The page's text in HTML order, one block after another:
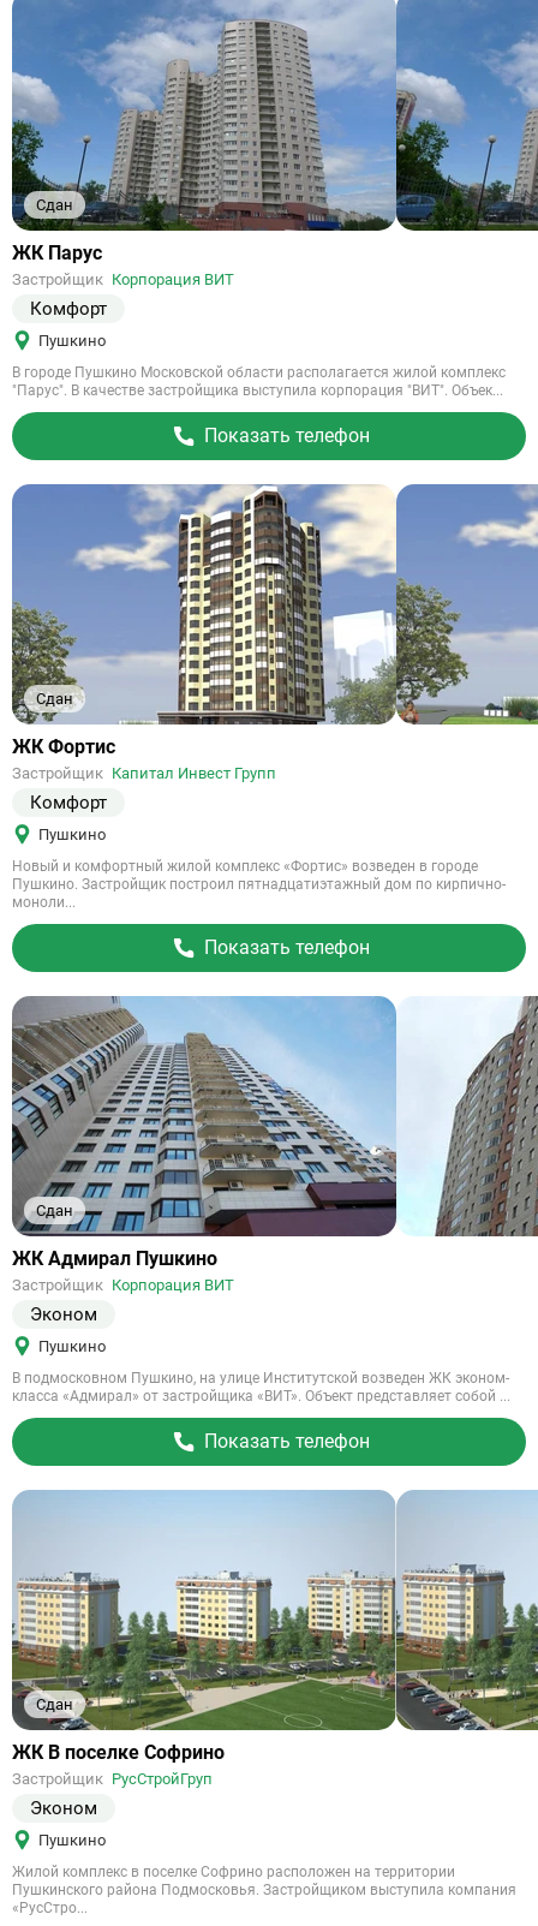
Сдан
Ссылка
объект
ЖК Парус
Застройщик Корпорация ВИТ
Комфорт
Пушкино
В городе Пушкино Московской области располагается жилой комплекс
"Парус". В качестве застройщика выступила корпорация "ВИТ". Объек...
Показать телефон
Сдан
Ссылка
объект
ЖК Фортис
Застройщик Капитал Инвест Групп
Комфорт
Пушкино
Новый и комфортный жилой комплекс «Фортис» возведен в городе
Пушкино. Застройщик построил пятнадцатиэтажный дом по кирпично-
моноли...
Показать телефон
Сдан
Ссылка
объект
ЖК Адмирал Пушкино
Застройщик Корпорация ВИТ
Эконом
Пушкино
В подмосковном Пушкино, на улице Институтской возведен ЖК эконом-
класса «Адмирал» от застройщика «ВИТ». Объект представляет собой ...
Показать телефон
Сдан
Ссылка
объект
ЖК В поселке Софрино
Застройщик РусСтройГруп
Эконом
Пушкино
Жилой комплекс в поселке Софрино расположен на территории
Пушкинского района Подмосковья. Застройщиком выступила компания
«РусСтро...